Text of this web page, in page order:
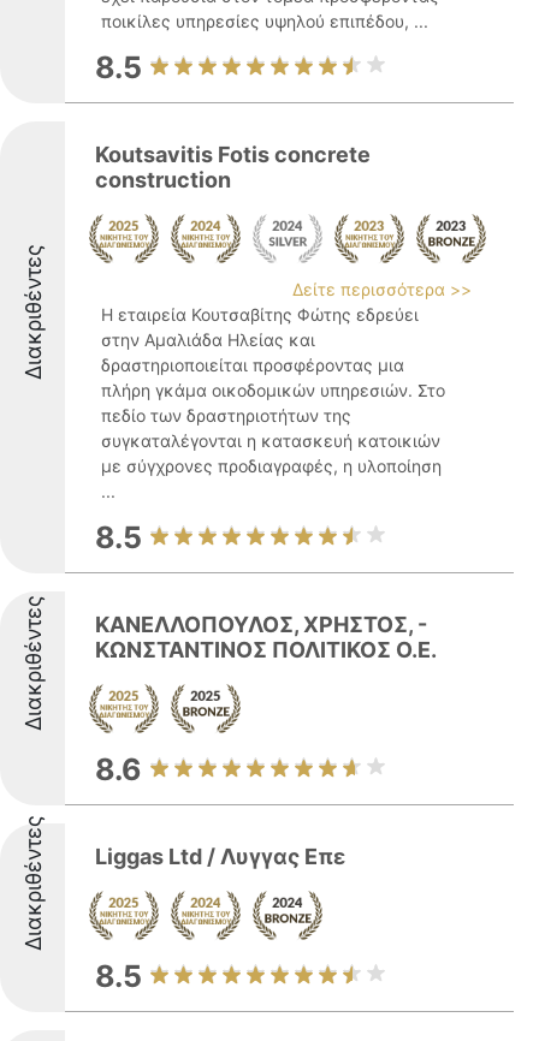
ποικίλες υπηρεσίες υψηλού επιπέδου, ...
8.5
Διακριθέντες
Koutsavitis Fotis concrete
construction
Δείτε περισσότερα >>
Η εταιρεία Κουτσαβίτης Φώτης εδρεύει
στην Αμαλιάδα Ηλείας και
δραστηριοποιείται προσφέροντας μια
πλήρη γκάμα οικοδομικών υπηρεσιών. Στο
πεδίο των δραστηριοτήτων της
συγκαταλέγονται η κατασκευή κατοικιών
με σύγχρονες προδιαγραφές, η υλοποίηση
...
8.5
Διακριθέντες
ΚΑΝΕΛΛΟΠΟΥΛΟΣ, ΧΡΗΣΤΟΣ, -
ΚΩΝΣΤΑΝΤΙΝΟΣ ΠΟΛΙΤΙΚΟΣ Ο.Ε.
8.6
Διακριθέντες Liggas Ltd / Λυγγας Επε
8.5